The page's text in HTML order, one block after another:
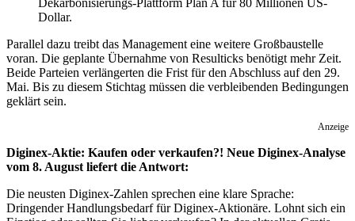
Dekarbonisierungs-Plattform Plan A für 80 Millionen US-
Dollar.
Parallel dazu treibt das Management eine weitere Großbaustelle
voran. Die geplante Übernahme von Resulticks benötigt mehr Zeit.
Beide Parteien verlängerten die Frist für den Abschluss auf den 29.
Mai. Bis zu diesem Stichtag müssen die verbleibenden Bedingungen
geklärt sein.
Anzeige
Diginex-Aktie: Kaufen oder verkaufen?! Neue Diginex-Analyse
vom 8. August liefert die Antwort:
Die neusten Diginex-Zahlen sprechen eine klare Sprache:
Dringender Handlungsbedarf für Diginex-Aktionäre. Lohnt sich ein